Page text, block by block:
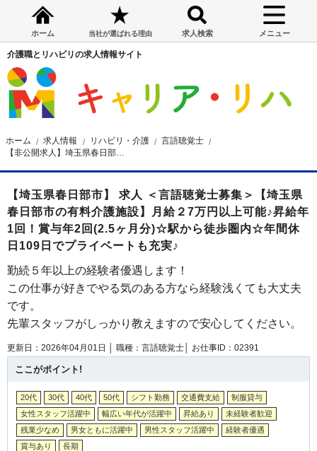
ホーム 当社が選ばれる理由 求人検索 メニュー
介護職とリハビリの求人情報サイト
ホーム 求人情報 リハビリ・介護
言語聴覚士
【埼玉県春日部市】 求人 ＜言語聴覚士募集＞【埼玉県
春日部市の有料介護施設】月給２7万円以上可能♪昇給年
1回！賞与年2回(2.5ヶ月分)☆駅から徒歩圏内☆年間休
日109日でプライベートも充実♪
勤続５年以上の経験者優遇します！
この仕事が好きでやる気のある方なら経験浅くても大丈夫
です。
先輩スタッフがしっかり教えますので安心してください。
更新日：2026年04月01日 │ 職種：言語聴覚士│ お仕事ID：02391
ここがポイント!
20代 30代 40代 50代 シフト勤務 交通費支給
制服貸与
女性スタッフ活躍中
幅広い年代が活躍中 昇給あり
未経験者歓迎
残業少なめ
男女ともに活躍中 男性スタッフ活躍中
経験者優遇
賞与あり
長期